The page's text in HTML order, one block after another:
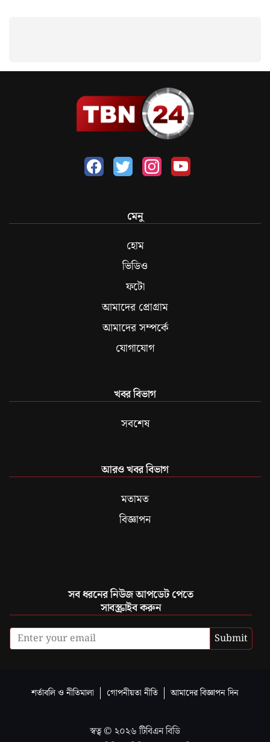
মেনু
হোম
ভিডিও
ফটো
আমাদের প্রোগ্রাম
আমাদের সম্পর্কে
যোগাযোগ
খবর বিভাগ
সবশেষ
আরও খবর বিভাগ
মতামত
বিজ্ঞাপন
সব ধরনের নিউজ আপডেট পেতে
সাবস্ক্রাইব করুন
Submit
শর্তাবলি ও নীতিমালা গোপনীয়তা নীতি আমাদের বিজ্ঞাপন দিন
স্বত্ব © ২০২৬ টিবিএন বিডি